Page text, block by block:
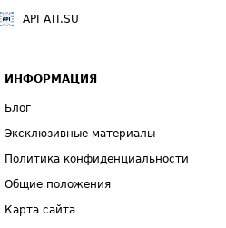
API ATI.SU
ИНФОРМАЦИЯ
Блог
Эксклюзивные материалы
Политика конфиденциальности
Общие положения
Карта сайта